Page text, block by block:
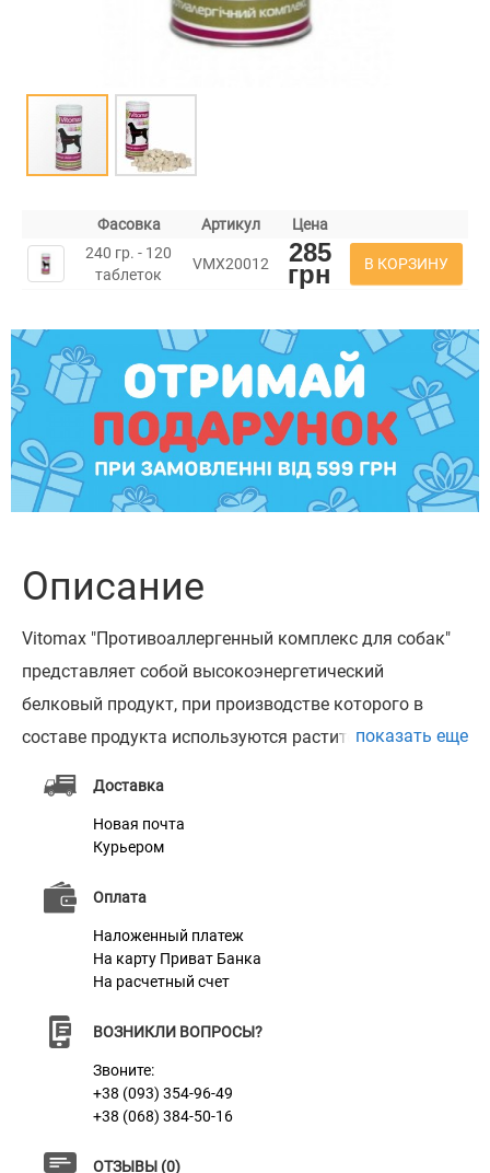
Фасовка Артикул
Цена
240 гр. - 120
таблеток
VMX20012 285
грн В КОРЗИНУ
Доставка
Новая почта
Курьером
Оплата
Наложенный платеж
На карту Приват Банка
На расчетный счет
ВОЗНИКЛИ ВОПРОСЫ?
Звоните:
+38 (093) 354-96-49
+38 (068) 384-50-16
ОТЗЫВЫ (0)
Описание
Vitomax "Противоаллергенный комплекс для собак"
представляет собой высокоэнергетический
белковый продукт, при производстве которого в
составе продукта используются растительные
экстракты. Витаминный комплекс абсолютно
натуральный, не содержит искусственных
консервантов, вкусовых добавок и красителей.
качества. Имеет сбалансированный витаминно-
минеральный состав. Благодаря содержанию
очищенной кормовой серы, циклоспорина, жирных
стада, тысячелистника, чистотела и корней лопуха,
добавка оказывает выраженное
противоаллергическое действие и устраняет
симптомы зуда, царапин, пятен на коже животного и
других аллергий. . Положительно действует на
показать еще